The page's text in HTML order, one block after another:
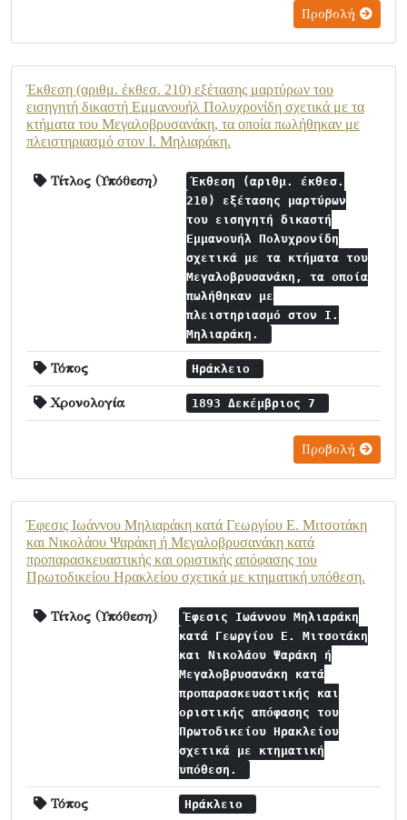
Προβολή
Έκθεση (αριθμ. έκθεσ. 210) εξέτασης μαρτύρων του
εισηγητή δικαστή Εμμανουήλ Πολυχρονίδη σχετικά με τα
κτήματα του Μεγαλοβρυσανάκη, τα οποία πωλήθηκαν με
πλειστηριασμό στον Ι. Μηλιαράκη.
Τίτλος (Υπόθεση)
Έκθεση (αριθμ. έκθεσ.
210) εξέτασης μαρτύρων
του εισηγητή δικαστή
Εμμανουήλ Πολυχρονίδη
σχετικά με τα κτήματα του
Μεγαλοβρυσανάκη, τα οποία
πωλήθηκαν με
πλειστηριασμό στον Ι.
Μηλιαράκη.
Τόπος Ηράκλειο
Χρονολογία 1893 Δεκέμβριος 7
Προβολή
Έφεσις Ιωάννου Μηλιαράκη κατά Γεωργίου Ε. Μιτσοτάκη
και Νικολάου Ψαράκη ή Μεγαλοβρυσανάκη κατά
προπαρασκευαστικής και οριστικής απόφασης του
Πρωτοδικείου Ηρακλείου σχετικά με κτηματική υπόθεση.
Τίτλος (Υπόθεση)
Έφεσις Ιωάννου Μηλιαράκη
κατά Γεωργίου Ε. Μιτσοτάκη
και Νικολάου Ψαράκη ή
Μεγαλοβρυσανάκη κατά
προπαρασκευαστικής και
οριστικής απόφασης του
Πρωτοδικείου Ηρακλείου
σχετικά με κτηματική
υπόθεση.
Τόπος Ηράκλειο